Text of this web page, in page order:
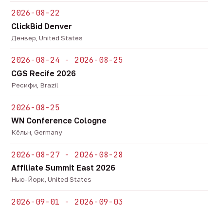
2026-08-22
ClickBid Denver
Денвер, United States
2026-08-24 - 2026-08-25
CGS Recife 2026
Ресифи, Brazil
2026-08-25
WN Conference Cologne
Кёльн, Germany
2026-08-27 - 2026-08-28
Affiliate Summit East 2026
Нью-Йорк, United States
2026-09-01 - 2026-09-03